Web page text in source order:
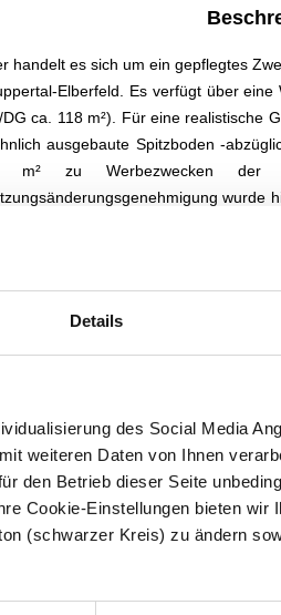
Details
des Social Media
weiteren Daten von Ihnen
den Betrieb dieser Seite
Cookie-Einstellungen bieten wir
(schwarzer Kreis) zu ändern
handelt es sich um ein gepflegtes
Elberfeld. Es verfügt über
DG ca. 118 m²). Für eine realistische
ausgebaute Spitzboden -
m² zu Werbezwecken der
wurde
mit 2 Generationen
Gebäude ist mit einer
gut geeignet, um mit einer
EG ist z.Zt. vermietet und wird
wird zum